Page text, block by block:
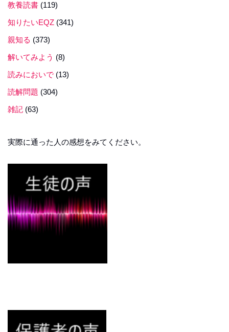
教養読書 (119)
知りたいEQZ (341)
親知る (373)
解いてみよう (8)
読みにおいで (13)
読解問題 (304)
雑記 (63)
実際に通った人の感想をみてください。